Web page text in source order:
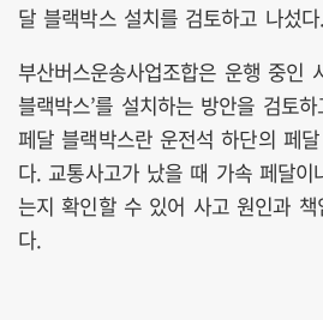
달 블랙박스 설치를 검토하고 나섰다.
부산버스운송사업조합은 운행 중인
블랙박스’를 설치하는 방안을 검토
페달 블랙박스란 운전석 하단의 페
다. 교통사고가 났을 때 가속 페달
는지 확인할 수 있어 사고 원인과
다.